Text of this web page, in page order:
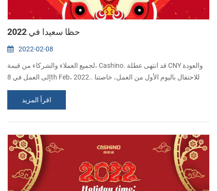
حظا سعيدا في 2022
2022-02-08
لجميع العملاء والشركاء من قيمة، Cashino. قد انتهى عطلة CNY والعودة
إلى العمل في 8th Feb، 2022.. للاحتفال باليوم الأول من العمل، خاصتنا
شركة تعطي مظاريف حمراء ل و موظفين.المعنوي حظا سعيدا. شكرا لك
اقرأ المزيد